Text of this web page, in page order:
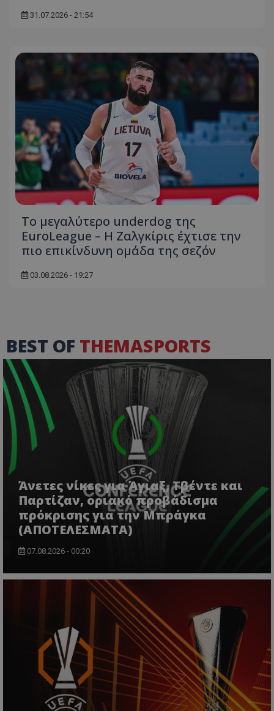
31.07.2026 - 21:54
Το μεγαλύτερο underdog της
EuroLeague – Η Ζαλγκίρις έχτισε την
πιο επικίνδυνη ομάδα της σεζόν
03.08.2026 - 19:27
BEST OF THEMASPORTS
Άνετες νίκες για Άγιαξ, Τβέντε και
Παρτίζαν, οριακό προβάδισμα
πρόκρισης για την Μπράγκα
(ΑΠΟΤΕΛΕΣΜΑΤΑ)
07.08.2026 - 00:20